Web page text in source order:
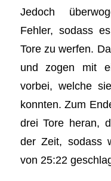
Jedoch
Fehler, sodass
Tore zu werfen.
und zogen mit
vorbei, welche
konnten. Zum
drei Tore heran,
der Zeit, sodass
von 25:22